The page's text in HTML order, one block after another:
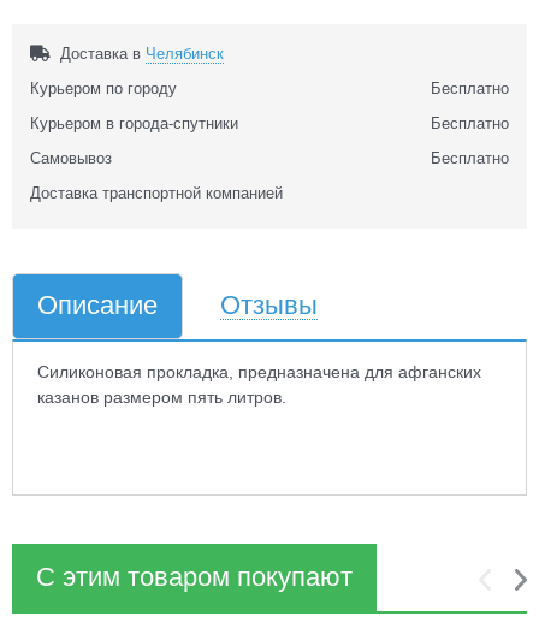
Доставка в Челябинск
Курьером по городу
Бесплатно
Курьером в города-спутники
Бесплатно
Самовывоз
Бесплатно
Доставка транспортной компанией
Описание Отзывы
Силиконовая прокладка, предназначена для афганских
казанов размером пять литров.
С этим товаром покупают